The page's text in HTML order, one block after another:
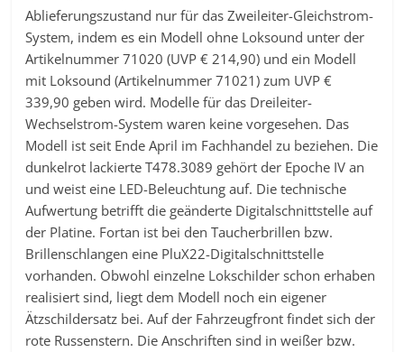
Ablieferungszustand nur für das Zweileiter-Gleichstrom-
System, indem es ein Modell ohne Loksound unter der
Artikelnummer 71020 (UVP € 214,90) und ein Modell
mit Loksound (Artikelnummer 71021) zum UVP €
339,90 geben wird. Modelle für das Dreileiter-
Wechselstrom-System waren keine vorgesehen. Das
Modell ist seit Ende April im Fachhandel zu beziehen. Die
dunkelrot lackierte T478.3089 gehört der Epoche IV an
und weist eine LED-Beleuchtung auf. Die technische
Aufwertung betrifft die geänderte Digitalschnittstelle auf
der Platine. Fortan ist bei den Taucherbrillen bzw.
Brillenschlangen eine PluX22-Digitalschnittstelle
vorhanden. Obwohl einzelne Lokschilder schon erhaben
realisiert sind, liegt dem Modell noch ein eigener
Ätzschildersatz bei. Auf der Fahrzeugfront findet sich der
rote Russenstern. Die Anschriften sind in weißer bzw.